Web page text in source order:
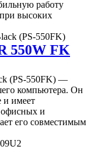
работу
высоких
550W FK
(PS-550FK) —
компьютера. Он
и имеет
офисных и
его совместимым